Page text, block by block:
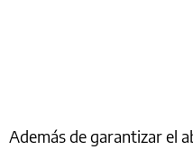
Además de garantizar el